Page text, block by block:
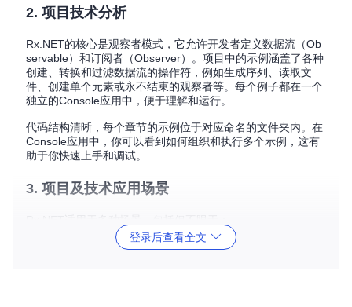
2. 项目技术分析
Rx.NET的核心是观察者模式，它允许开发者定义数据流（Ob
servable）和订阅者（Observer）。项目中的示例涵盖了各种
创建、转换和过滤数据流的操作符，例如生成序列、读取文
件、创建单个元素或永不结束的观察者等。每个例子都在一个
独立的Console应用中，便于理解和运行。
代码结构清晰，每个章节的示例位于对应命名的文件夹内。在
Console应用中，你可以看到如何组织和执行多个示例，这有
助于你快速上手和调试。
3. 项目及技术应用场景
UI事件的响应式处理，如按钮点击或文本框输入。
登录后查看全文